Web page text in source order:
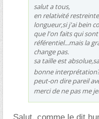
salut a tous,
en relativité
longueur,si j'ai bein
que l'on faits qui
référentiel...mais la
change pas.
sa taille est
bonne
peut-on dire pareil
merci de ne pas me